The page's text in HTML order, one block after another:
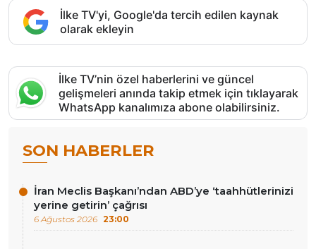
İlke TV'yi, Google'da tercih edilen kaynak
olarak ekleyin
İlke TV’nin özel haberlerini ve güncel
gelişmeleri anında takip etmek için tıklayarak
WhatsApp kanalımıza abone olabilirsiniz.
SON HABERLER
İran Meclis Başkanı’ndan ABD’ye ‘taahhütlerinizi
yerine getirin’ çağrısı
6 Ağustos 2026 23:00